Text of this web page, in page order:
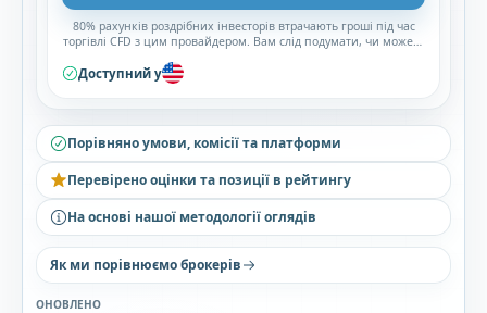
80% рахунків роздрібних інвесторів втрачають гроші під час
торгівлі CFD з цим провайдером. Вам слід подумати, чи можете
Доступний у
Порівняно умови, комісії та платформи
Перевірено оцінки та позиції в рейтингу
На основі нашої методології оглядів
Як ми порівнюємо брокерів
ОНОВЛЕНО